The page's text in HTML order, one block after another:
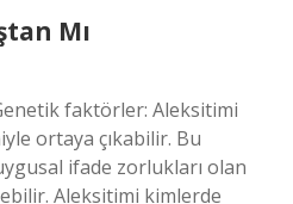
Mı
faktörler: Aleksitimi
ortaya çıkabilir. Bu
ifade zorlukları olan
Aleksitimi kimlerde